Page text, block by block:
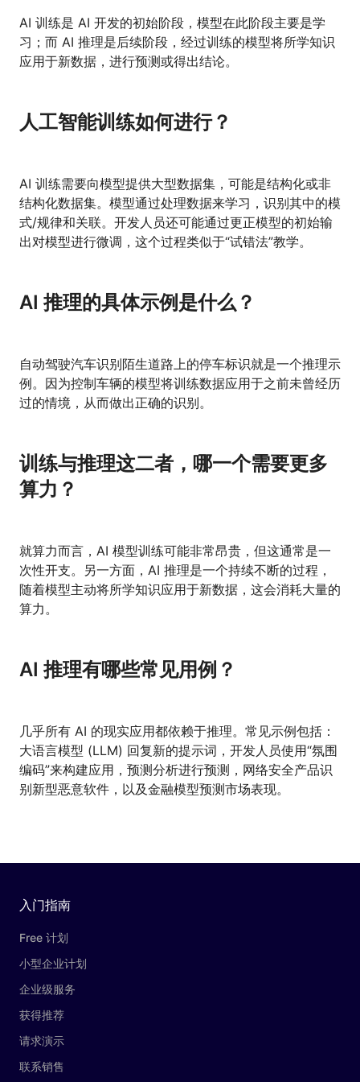
AI 训练是 AI 开发的初始阶段，模型在此阶段主要是学
习；而 AI 推理是后续阶段，经过训练的模型将所学知识
应用于新数据，进行预测或得出结论。
人工智能训练如何进行？
AI 训练需要向模型提供大型数据集，可能是结构化或非
结构化数据集。模型通过处理数据来学习，识别其中的模
式/规律和关联。开发人员还可能通过更正模型的初始输
出对模型进行微调，这个过程类似于“试错法”教学。
AI 推理的具体示例是什么？
自动驾驶汽车识别陌生道路上的停车标识就是一个推理示
例。因为控制车辆的模型将训练数据应用于之前未曾经历
过的情境，从而做出正确的识别。
训练与推理这二者，哪一个需要更多
算力？
就算力而言，AI 模型训练可能非常昂贵，但这通常是一
次性开支。另一方面，AI 推理是一个持续不断的过程，
随着模型主动将所学知识应用于新数据，这会消耗大量的
算力。
AI 推理有哪些常见用例？
几乎所有 AI 的现实应用都依赖于推理。常见示例包括：
大语言模型 (LLM) 回复新的提示词，开发人员使用“氛围
编码”来构建应用，预测分析进行预测，网络安全产品识
别新型恶意软件，以及金融模型预测市场表现。
入门指南
Free 计划
小型企业计划
企业级服务
获得推荐
请求演示
联系销售